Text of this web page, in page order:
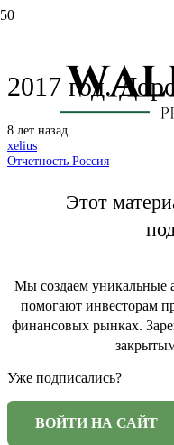
Татнефть:
2017 год.
8 лет назад
xelius
Отчетность Россия
Этот
Мы создаем уникальные
помогают инвесторам
финансовых рынках.
Уже подписались?